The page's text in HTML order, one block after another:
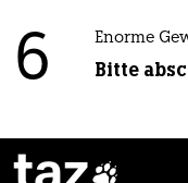
6 Enorme
Bitte